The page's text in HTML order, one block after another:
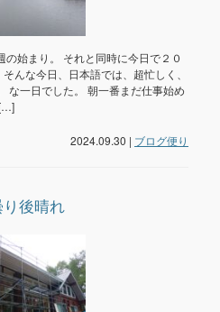
始まり。 それと同時に今日で２０
んな今日、日本語では、超忙しく、
な一日でした。 朝一番まだ仕事始め
2024.09.30 | ブログ便り
後晴れ